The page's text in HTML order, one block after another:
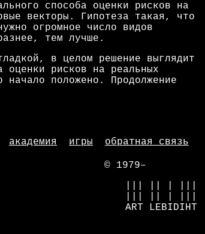
способа оценки рисков на
векторы. Гипотеза такая, что
огромное число видов
тем лучше.
в целом решение выглядит
оценки рисков на реальных
положено. Продолжение
академия игры обратная связь
© 1979–
            ART LEBIDIHT